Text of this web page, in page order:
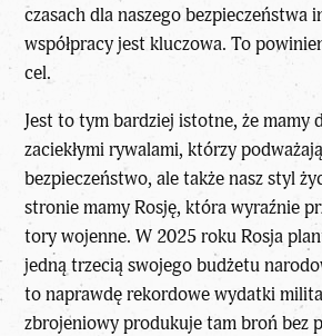
czasach dla naszego bezpieczeństwa
współpracy jest kluczowa. To
cel.
Jest to tym bardziej istotne, że mamy
zaciekłymi rywalami, którzy
bezpieczeństwo, ale także nasz styl
stronie mamy Rosję, która wyraźnie
tory wojenne. W 2025 roku Rosja
jedną trzecią swojego budżetu
to naprawdę rekordowe wydatki
zbrojeniowy produkuje tam broń bez